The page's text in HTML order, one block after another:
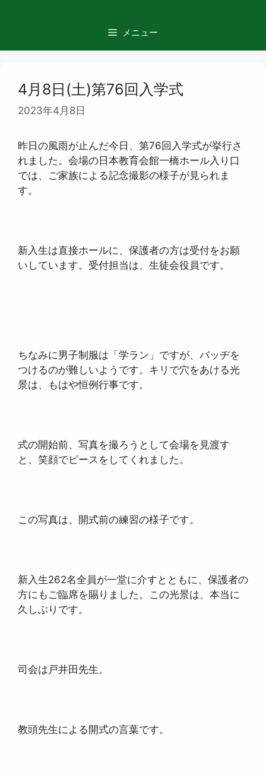
ン
メニュー
4月8日(土)第76回入学式
2023年4月8日
昨日の風雨が止んだ今日、第76回入学式が挙行さ
れました。会場の日本教育会館一橋ホール入り口
では、ご家族による記念撮影の様子が見られま
す。
新入生は直接ホールに、保護者の方は受付をお願
いしています。受付担当は、生徒会役員です。
ちなみに男子制服は「学ラン」ですが、バッヂを
つけるのが難しいようです。キリで穴をあける光
景は、もはや恒例行事です。
式の開始前、写真を撮ろうとして会場を見渡す
と、笑顔でピースをしてくれました。
この写真は、開式前の練習の様子です。
新入生262名全員が一堂に介すとともに、保護者の
方にもご臨席を賜りました。この光景は、本当に
久しぶりです。
司会は戸井田先生。
教頭先生による開式の言葉です。